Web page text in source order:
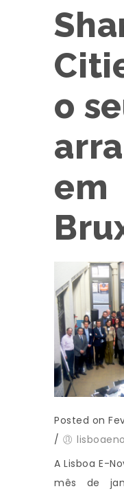
o
em
Posted on
/
A Lisboa E-
mês de